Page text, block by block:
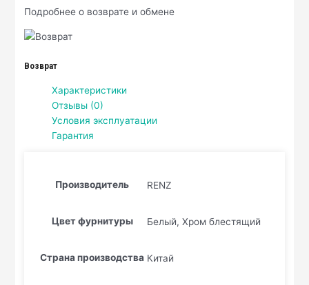
Подробнее о возврате и обмене
Возврат
Характеристики
Отзывы (0)
Условия эксплуатации
Гарантия
Производитель RENZ
Цвет фурнитуры Белый, Хром блестящий
Страна производства Китай